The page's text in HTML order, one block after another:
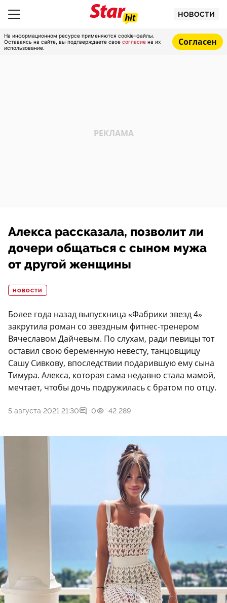
НОВОСТИ
На информационном ресурсе применяются cookie-файлы.
Оставаясь на сайте, вы подтверждаете свое согласие на их
использование.
Согласен
Алекса рассказала, позволит ли
дочери общаться с сыном мужа
от другой женщины
НОВОСТИ
Более года назад выпускница «Фабрики звезд 4»
закрутила роман со звездным фитнес-тренером
Вячеславом Дайчевым. По слухам, ради певицы тот
оставил свою беременную невесту, танцовщицу
Сашу Сивкову, впоследствии подарившую ему сына
Тимура. Алекса, которая сама недавно стала мамой,
мечтает, чтобы дочь подружилась с братом по отцу.
5 августа 2021 21:30 0 42 289